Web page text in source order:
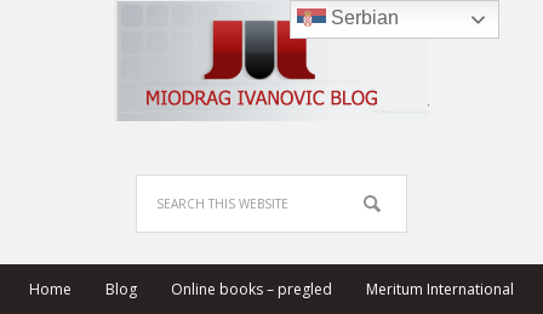
Home Blog Online books – pregled Meritum International
Serbian